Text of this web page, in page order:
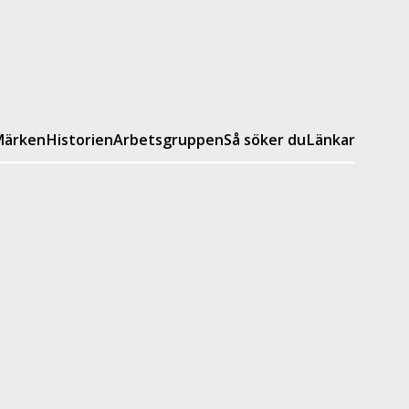
HistorienArbetsgruppenSå söker duLänkar